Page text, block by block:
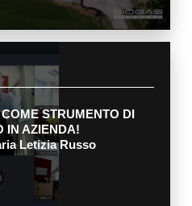
STRUMENTO DI
IN AZIENDA!
Letizia Russo